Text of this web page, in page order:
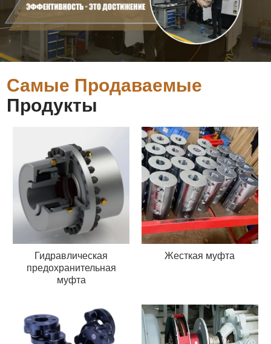
Самые Продаваемые
Продукты
Гидравлическая
предохранительная
муфта
Жесткая муфта